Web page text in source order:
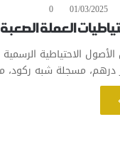
01/03/2025
0
العملة الصعبة